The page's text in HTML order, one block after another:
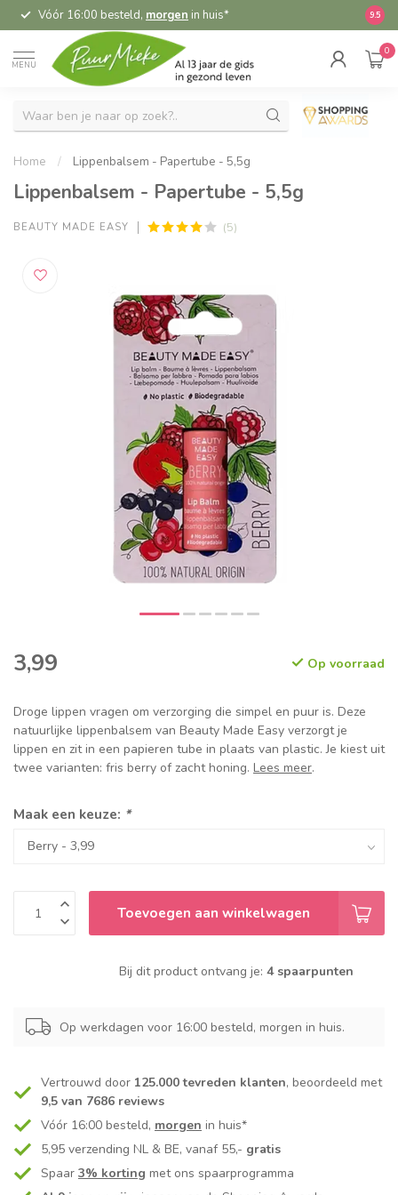
Vóór 16:00 besteld, morgen in huis* 9.5
MENU
0
Home / Lippenbalsem - Papertube - 5,5g
Lippenbalsem - Papertube - 5,5g
BEAUTY MADE EASY (5)
3,99 Op voorraad
Droge lippen vragen om verzorging die simpel en puur is. Deze
natuurlijke lippenbalsem van Beauty Made Easy verzorgt je
lippen en zit in een papieren tube in plaats van plastic. Je kiest uit
twee varianten: fris berry of zacht honing. Lees meer.
Maak een keuze: *
Toevoegen aan winkelwagen
Bij dit product ontvang je: 4 spaarpunten
Op werkdagen voor 16:00 besteld, morgen in huis.
Vertrouwd door 125.000 tevreden klanten, beoordeeld met
9,5 van 7686 reviews
Vóór 16:00 besteld, morgen in huis*
5,95 verzending NL & BE, vanaf 55,- gratis
Spaar 3% korting met ons spaarprogramma